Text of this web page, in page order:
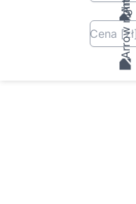
Cena [zł]